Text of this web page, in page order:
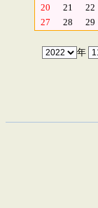
20
21 22
27
28 29
年